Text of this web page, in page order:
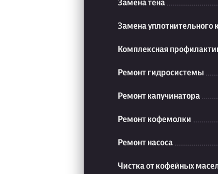
Замена тена
Замена уплотнительного
Комплексная
Ремонт гидросистемы
Ремонт капучинатора
Ремонт кофемолки
Ремонт насоса
Чистка от кофейных